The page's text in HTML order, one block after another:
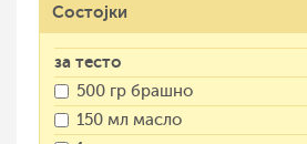
Состојки
за тесто
500 гр брашно
150 мл масло